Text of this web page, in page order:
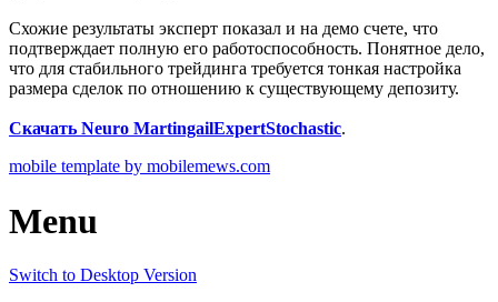
Схожие результаты эксперт показал и на демо счете, что
подтверждает полную его работоспособность. Понятное дело,
что для стабильного трейдинга требуется тонкая настройка
размера сделок по отношению к существующему депозиту.
Скачать Neuro MartingailExpertStochastic.
mobile template by mobilemews.com
Menu
Switch to Desktop Version